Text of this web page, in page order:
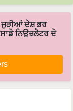
ਜੁੜੀਆਂ ਦੇਸ਼ ਭਰ
ਨਿਉਜ਼ਲੈਟਰ ਦੇ